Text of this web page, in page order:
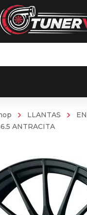
LLANTAS
ANTRACITA